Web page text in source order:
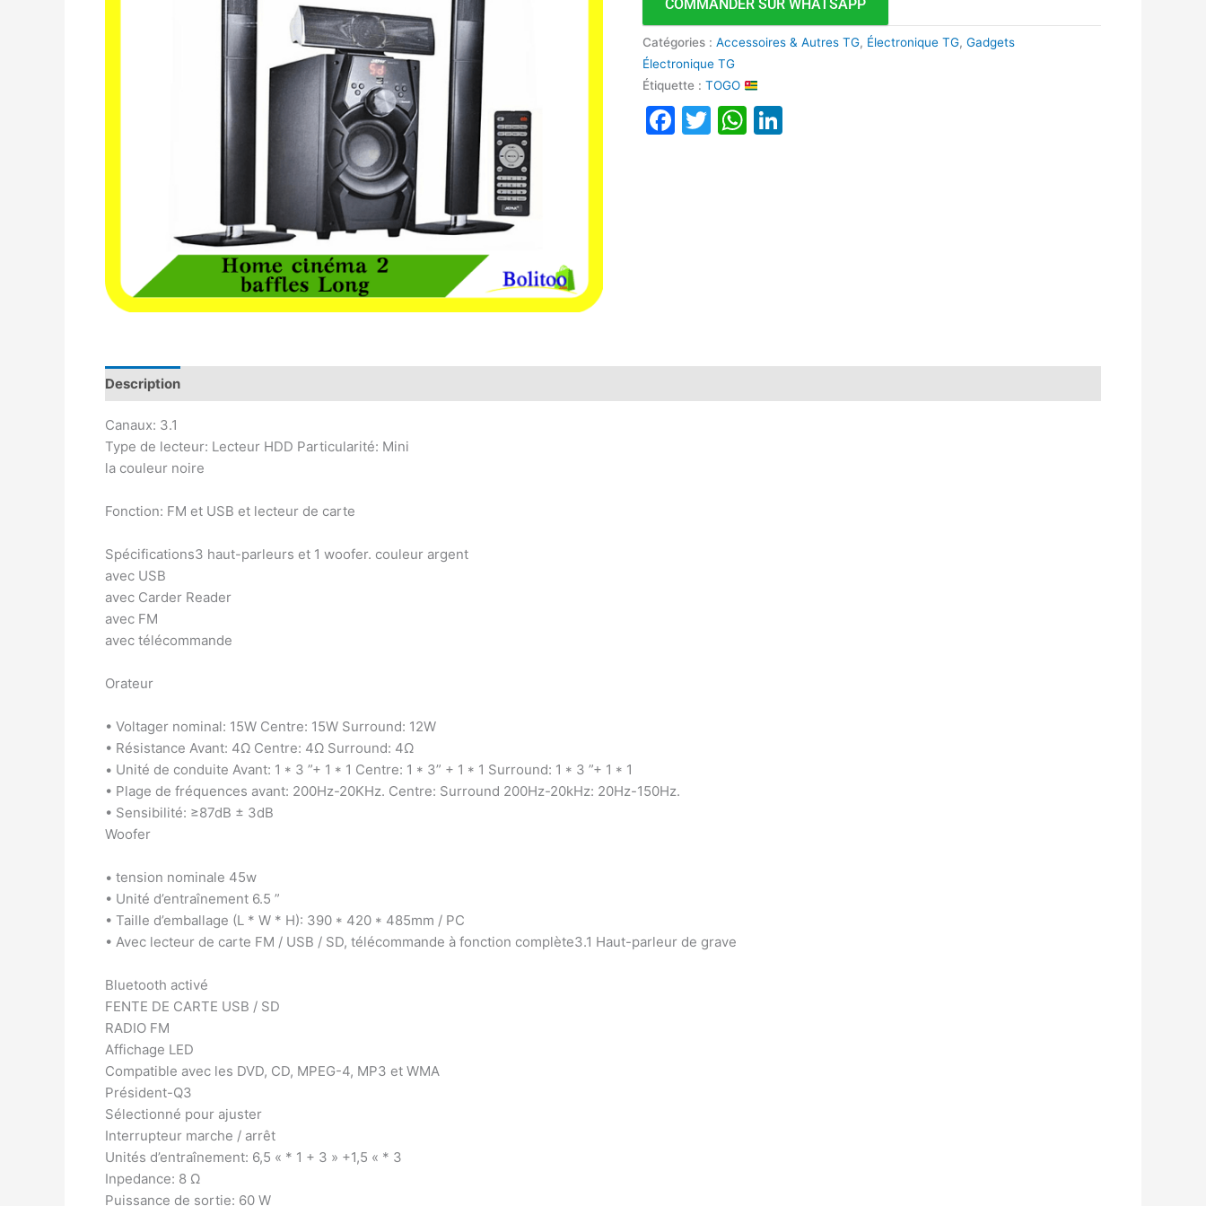
COMMANDER SUR WHATSAPP
Catégories :Accessoires & Autres TG, Électronique TG,Gadgets
Électronique TG
Étiquette :TOGO
Facebook
TwitterWhatsApp
Description
Canaux: 3.1
Type de lecteur: Lecteur HDD Particularité: Mini
la couleur noire
Fonction: FM et USB et lecteur de carte
Spécifications3 haut-parleurs et 1 woofer. couleur argent
avec USB
avec Carder Reader
avec FM
avec télécommande
Orateur
• Voltager nominal: 15W Centre: 15W Surround: 12W
• Résistance Avant: 4Ω Centre: 4Ω Surround: 4Ω
• Unité de conduite Avant: 1 * 3 ”+ 1 * 1 Centre: 1 * 3” + 1 * 1 Surround: 1 * 3 ”+ 1 * 1
• Plage de fréquences avant: 200Hz-20KHz. Centre: Surround 200Hz-20kHz: 20Hz-150Hz.
• Sensibilité: ≥87dB ± 3dB
Woofer
• tension nominale 45w
• Unité d’entraînement 6.5 ”
• Taille d’emballage (L * W * H): 390 * 420 * 485mm / PC
• Avec lecteur de carte FM / USB / SD, télécommande à fonction complète3.1 Haut-parleur de grave
Bluetooth activé
FENTE DE CARTE USB / SD
RADIO FM
Affichage LED
Compatible avec les DVD, CD, MPEG-4, MP3 et WMA
Président-Q3
Sélectionné pour ajuster
Interrupteur marche / arrêt
Unités d’entraînement: 6,5 « * 1 + 3 » +1,5 « * 3
Inpedance: 8 Ω
Puissance de sortie: 60 W